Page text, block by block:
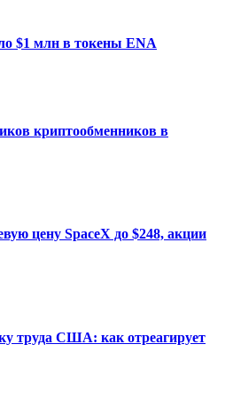
$1 млн в токены ENA
криптообменников в
цену SpaceX до $248, акции
труда США: как отреагирует